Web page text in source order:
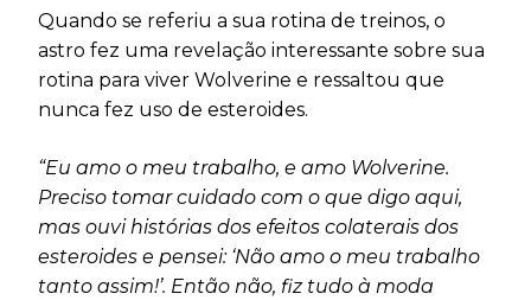
Quando se referiu a sua rotina de treinos, o
astro fez uma revelação interessante sobre sua
rotina para viver Wolverine e ressaltou que
nunca fez uso de esteroides.
“Eu amo o meu trabalho, e amo Wolverine.
Preciso tomar cuidado com o que digo aqui,
mas ouvi histórias dos efeitos colaterais dos
esteroides e pensei: ‘Não amo o meu trabalho
tanto assim!’. Então não, fiz tudo à moda